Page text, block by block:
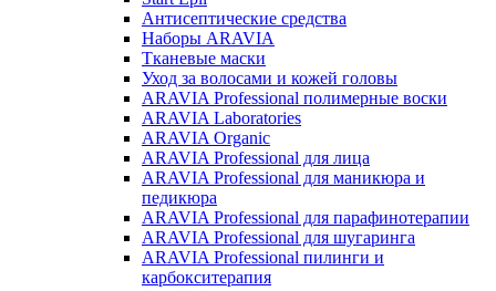
Антисептические средства
Наборы ARAVIA
Тканевые маски
Уход за волосами и кожей головы
ARAVIA Professional полимерные воски
ARAVIA Laboratories
ARAVIA Organic
ARAVIA Professional для лица
ARAVIA Professional для маникюра и
педикюра
ARAVIA Professional для парафинотерапии
ARAVIA Professional для шугаринга
ARAVIA Professional пилинги и
карбокситерапия